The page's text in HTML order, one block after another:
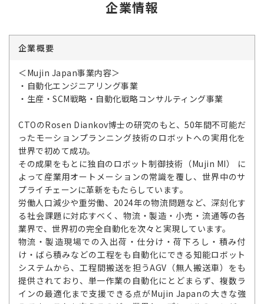
企業情報
企業概要
＜Mujin Japan事業内容＞
・自動化エンジニアリング事業
・生産・SCM戦略・自動化戦略コンサルティング事業
CTOのRosen Diankov博士の研究のもと、50年間不可能だ
ったモーションプランニング技術のロボットへの実用化を
世界で初めて成功。
その成果をもとに独自のロボット制御技術（Mujin MI） に
よって産業用オートメーションの常識を覆し、世界中のサ
プライチェーンに革新をもたらしています。
労働人口減少や重労働、2024年の物流問題など、深刻化す
る社会課題に対応すべく、物流・製造・小売・流通等の各
業界で、世界初の完全自動化を次々と実現しています。
物流・製造現場での入出荷・仕分け・荷下ろし・積み付
け・ばら積みなどの工程をも自動化にできる知能ロボット
システムから、工程間搬送を担うAGV（無人搬送車）をも
提供されており、単一作業の自動化にとどまらず、複数ラ
インの最適化まで支援できる点がMujin Japanの大きな強